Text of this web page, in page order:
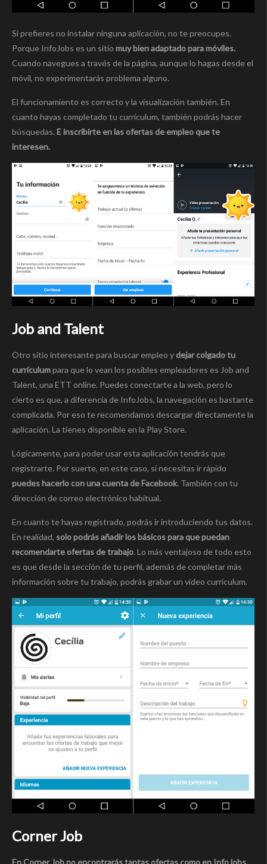
Si prefieres no instalar ninguna aplicación, no te preocupes.
Porque InfoJobs es un sitio muy bien adaptado para móviles.
Cuando navegues a través de la página, aunque lo hagas desde el
móvil, no experimentarás problema alguno.
El funcionamiento es correcto y la visualización también. En
cuanto hayas completado tu currículum, también podrás hacer
búsquedas. E inscribirte en las ofertas de empleo que te
interesen.
Job and Talent
Otro sitio interesante para buscar empleo ydejar colgado tu
currículumpara que lo vean los posibles empleadores es Job and
Talent, una ETT online. Puedes conectarte a la web, pero lo
cierto es que, a diferencia de InfoJobs, la navegación es bastante
complicada. Por eso te recomendamos descargar directamente la
aplicación. La tienes disponible en la Play Store.
Lógicamente, para poder usar esta aplicación tendrás que
registrarte. Por suerte, en este caso, si necesitas ir rápido
puedes hacerlo con una cuenta de Facebook. También con tu
dirección de correo electrónico habitual.
En cuanto te hayas registrado, podrás ir introduciendo tus datos.
En realidad, solo podrás añadir los básicos para que puedan
recomendarte ofertas de trabajo. Lo más ventajoso de todo esto
es que desde la sección de tu perfil, además de completar más
información sobre tu trabajo, podrás grabar un vídeo currículum.
Corner Job